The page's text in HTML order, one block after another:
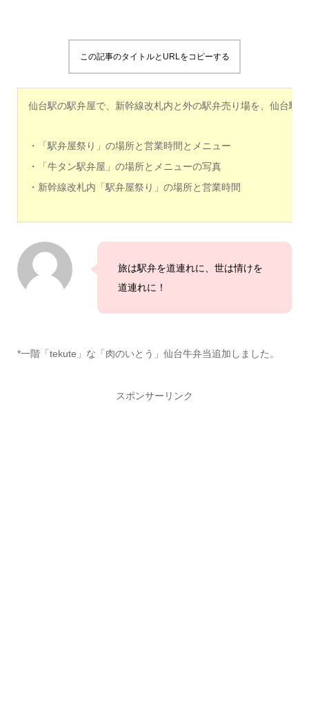
この記事のタイトルとURLをコピーする
仙台駅の駅弁屋で、新幹線改札内と外の駅弁売り場を、仙台駅
・「駅弁屋祭り」の場所と営業時間とメニュー
・「牛タン駅弁屋」の場所とメニューの写真
・新幹線改札内「駅弁屋祭り」の場所と営業時間
旅は駅弁を道連れに、世は情けを
道連れに！
*一階「tekute」な「肉のいとう」仙台牛弁当追加しました。
スポンサーリンク